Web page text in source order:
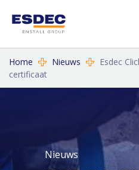
Home Nieuws
Esdec
certificaat
Nieuws